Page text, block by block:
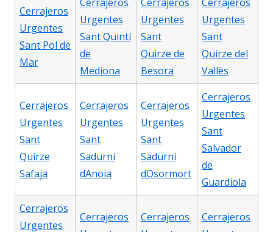
Cerrajeros
Urgentes
Sant Pol de
Mar
Urgentes
Sant Quintí
de
Mediona
Urgentes
Sant
Quirze de
Besora
Urgentes
Sant
Quirze del
Vallès
Cerrajeros
Urgentes
Sant
Quirze
Safaja
Cerrajeros
Urgentes
Sant
Sadurní
dAnoia
Cerrajeros
Urgentes
Sant
Sadurní
dOsormort
Cerrajeros
Urgentes
Sant
Salvador
de
Guardiola
Cerrajeros
Urgentes
Cerrajeros
Cerrajeros
Cerrajeros